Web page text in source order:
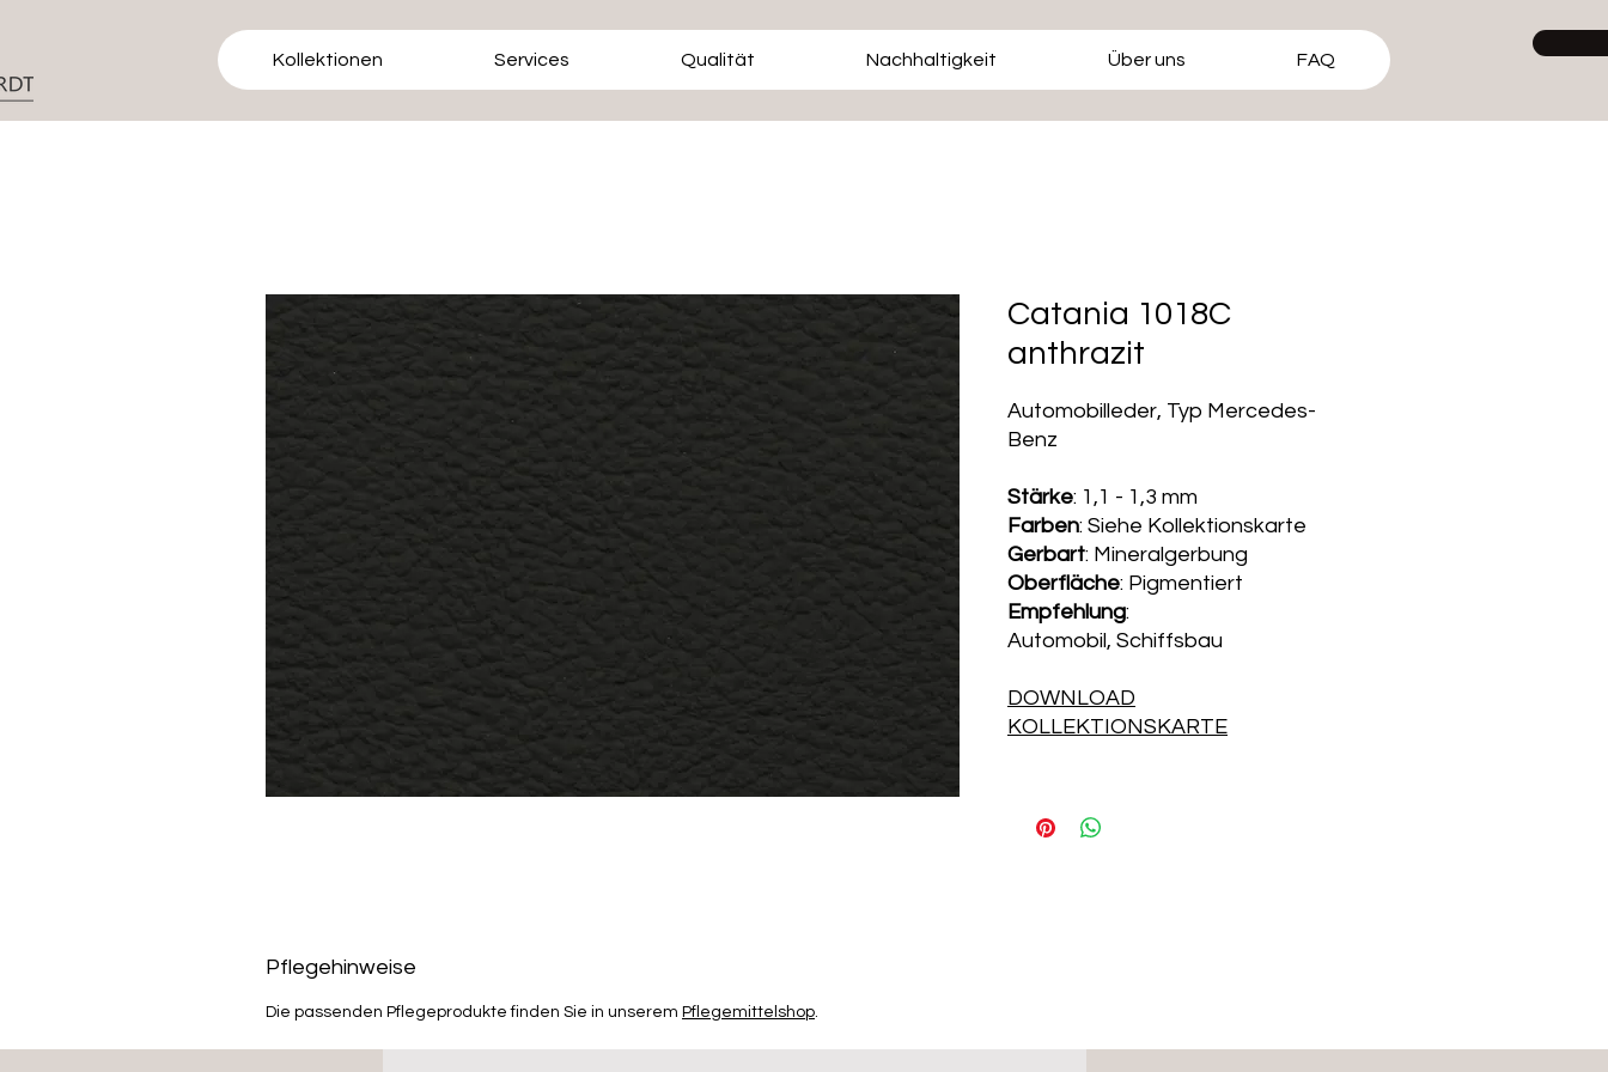
Kollektionen Services Qualität Nachhaltigkeit Über uns FAQ
Catania 1018C
anthrazit
Automobilleder, Typ Mercedes-
Benz
Stärke: 1,1 - 1,3 mm
Farben: Siehe Kollektionskarte
Gerbart: Mineralgerbung
Oberfläche: Pigmentiert
Empfehlung:
Automobil, Schiffsbau
DOWNLOAD
KOLLEKTIONSKARTE
Pflegehinweise
Die passenden Pflegeprodukte finden Sie in unserem Pflegemittelshop.